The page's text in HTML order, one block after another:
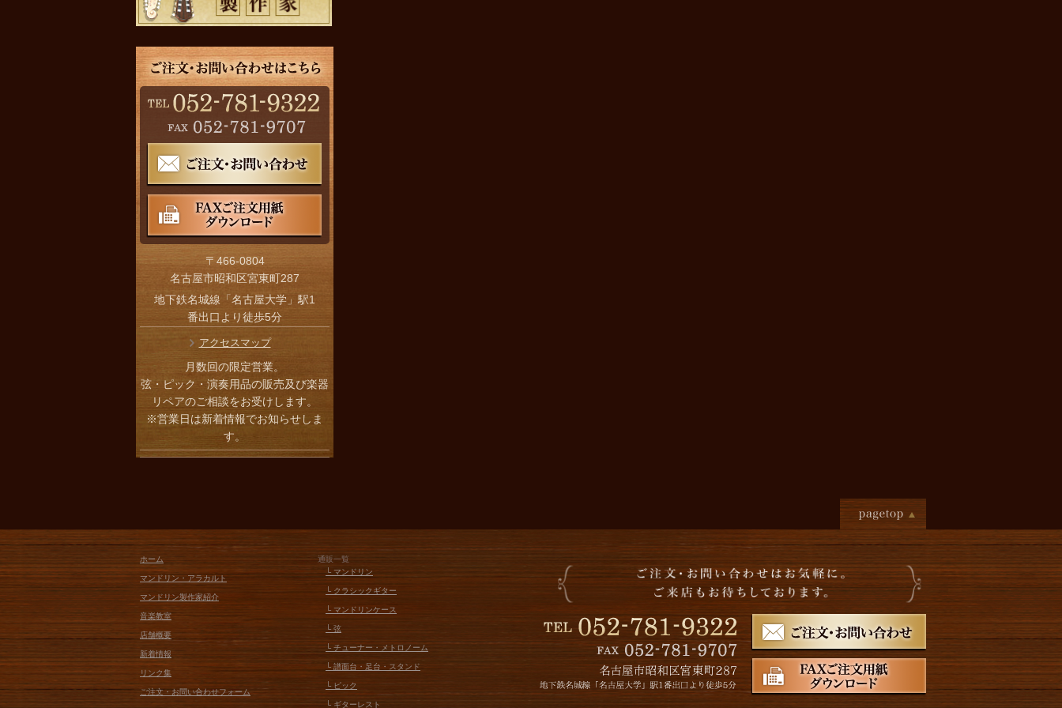
〒466-0804
名古屋市昭和区宮東町287
地下鉄名城線「名古屋大学」駅1
番出口より徒歩5分
アクセスマップ
月数回の限定営業。
弦・ピック・演奏用品の販売及び楽器
リペアのご相談をお受けします。
※営業日は新着情報でお知らせしま
す。
ホーム
マンドリン・アラカルト
マンドリン製作家紹介
音楽教室
店舗概要
新着情報
リンク集
ご注文・お問い合わせフォーム
通販一覧
└ マンドリン
└ クラシックギター
└ マンドリンケース
└ 弦
└ チューナー・メトロノーム
└ 譜面台・足台・スタンド
└ ピック
└ ギターレスト